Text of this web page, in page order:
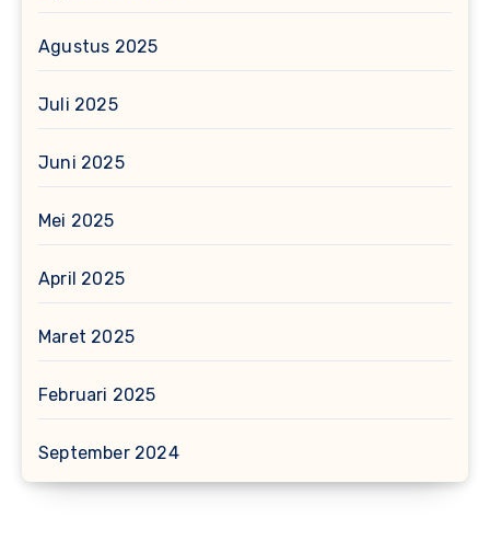
Agustus 2025
Juli 2025
Juni 2025
Mei 2025
April 2025
Maret 2025
Februari 2025
September 2024